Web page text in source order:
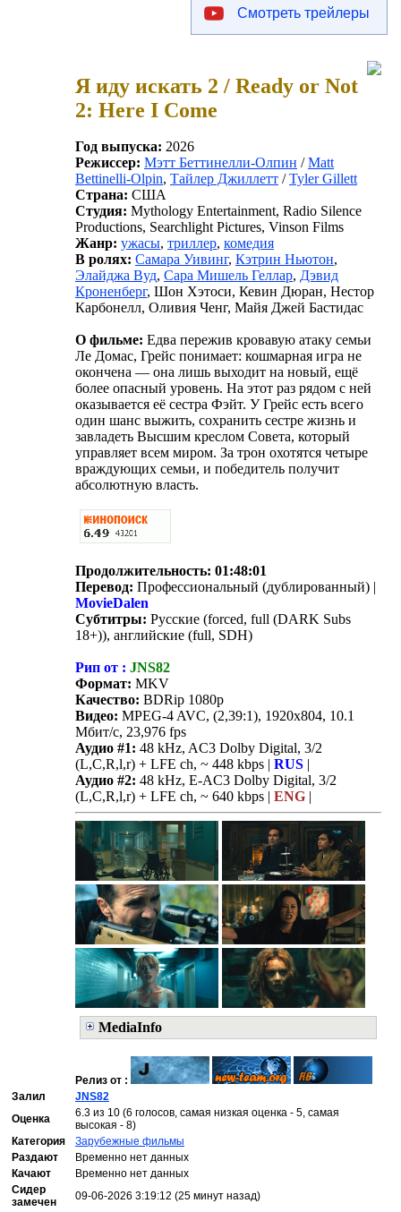
Смотреть трейлеры
Я иду искать 2 / Ready or Not
2: Here I Come
Год выпуска: 2026
Режиссер: Мэтт Беттинелли-Олпин /Matt
Bettinelli-Olpin, Тайлер Джиллетт /Tyler Gillett
Страна: США
Студия: Mythology Entertainment, Radio Silence
Productions, Searchlight Pictures, Vinson Films
Жанр: ужасы, триллер, комедия
В ролях: Самара Уивинг, Кэтрин Ньютон,
Элайджа Вуд, Сара Мишель Геллар, Дэвид
Кроненберг, Шон Хэтоси, Кевин Дюран, Нестор
Карбонелл, Оливия Ченг, Майя Джей Бастидас
О фильме: Едва пережив кровавую атаку семьи
Ле Домас, Грейс понимает: кошмарная игра не
окончена — она лишь выходит на новый, ещё
более опасный уровень. На этот раз рядом с ней
оказывается её сестра Фэйт. У Грейс есть всего
один шанс выжить, сохранить сестре жизнь и
завладеть Высшим креслом Совета, который
управляет всем миром. За трон охотятся четыре
враждующих семьи, и победитель получит
абсолютную власть.
Продолжительность: 01:48:01
Перевод: Профессиональный (дублированный) |
MovieDalen
Субтитры: Русские (forced, full (DARK Subs
18+)), английские (full, SDH)
Рип от : JNS82
Формат: MKV
Качество: BDRip 1080p
Видео: MPEG-4 AVC, (2,39:1), 1920x804, 10.1
Мбит/с, 23,976 fps
Аудио #1: 48 kHz, AC3 Dolby Digital, 3/2
(L,C,R,l,r) + LFE ch, ~ 448 kbps | RUS |
Аудио #2: 48 kHz, E-AC3 Dolby Digital, 3/2
(L,C,R,l,r) + LFE ch, ~ 640 kbps | ENG |
MediaInfo
Релиз от :
Залил
JNS82
Оценка
6.3 из 10 (6 голосов, самая низкая оценка - 5, самая
высокая - 8)
Категория
Зарубежные фильмы
Раздают
Временно нет данных
Качают
Временно нет данных
Сидер
замечен
09-06-2026 3:19:12 (25 минут назад)